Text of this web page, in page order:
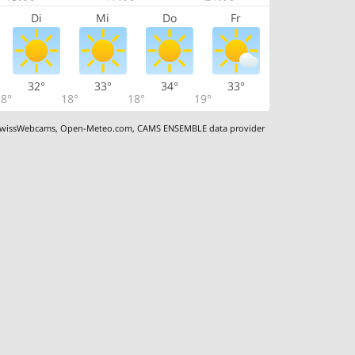
Di Mi Do Fr
32°
18°
33°
18°
34°
19°
33°
,Open-Meteo.com,CAMS ENSEMBLE data provider